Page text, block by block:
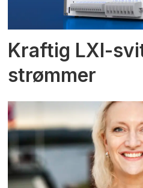
Kraftig LXI-
strømmer